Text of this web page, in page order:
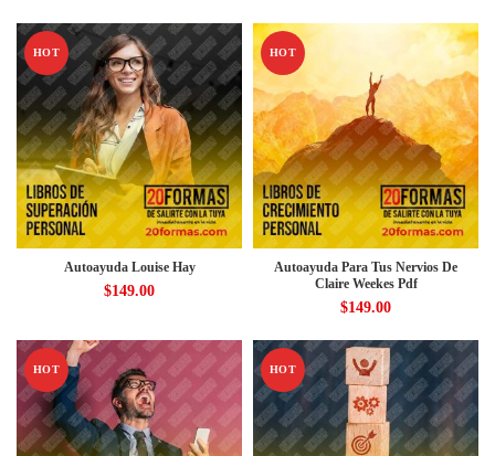
HOT
Autoayuda Louise Hay
$149.00
HOT
Autoayuda Para Tus Nervios De
Claire Weekes Pdf
$149.00
HOT HOT